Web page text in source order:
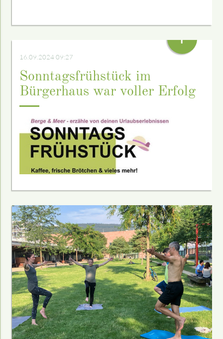
16.09.2024 09:27
Sonntagsfrühstück im
Bürgerhaus war voller Erfolg
+